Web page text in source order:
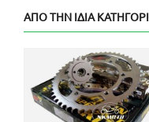
ΑΠΌ ΤΗΝ ΊΔΙΑ